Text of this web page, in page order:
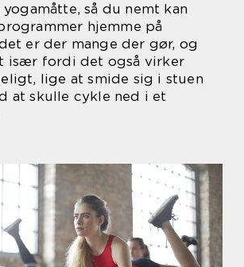
så du nemt kan
hjemme på
er der mange der gør, og
især fordi det også virker
lige at smide sig i stuen
at skulle cykle ned i et